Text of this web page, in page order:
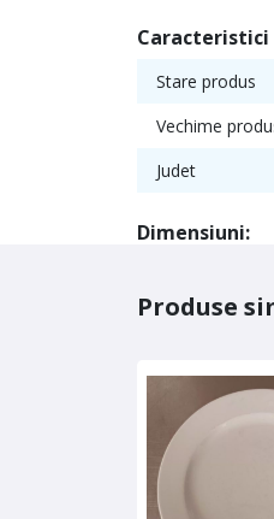
Caracteristici
Stare produs
Vechime
Judet
Dimensiuni:
Produse